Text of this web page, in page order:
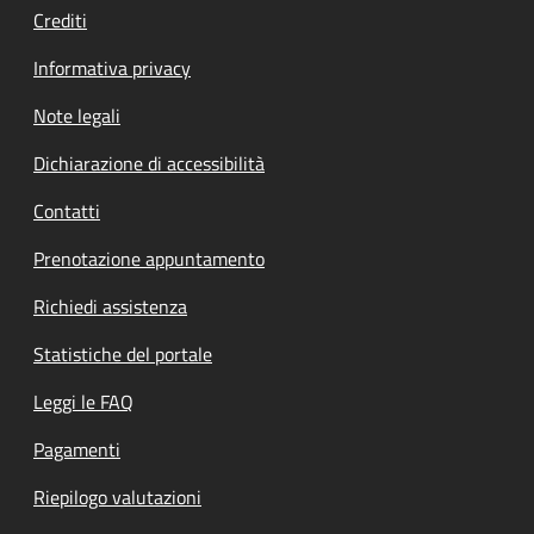
Crediti
Informativa privacy
Note legali
Dichiarazione di accessibilità
Contatti
Prenotazione appuntamento
Richiedi assistenza
Statistiche del portale
Leggi le FAQ
Pagamenti
Riepilogo valutazioni